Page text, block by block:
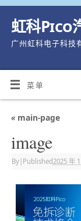
虹科Pico
广州虹科电子科技
菜单
«main-page
image
By| Published 2025 年